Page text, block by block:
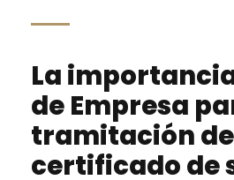
La
de Empresa
tramitación
certificado de